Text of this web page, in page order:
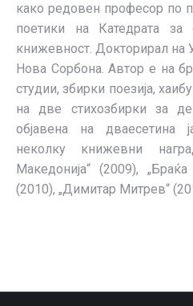
како редовен професор по
поетики на Катедрата
книжевност. Докторирал на
Нова Сорбона. Автор е на
студии, збирки поезија,
на две стихозбирки за
објавена на дваесетина
неколку книжевни
Македонија“ (2009),
(2010), „Димитар Митрев“